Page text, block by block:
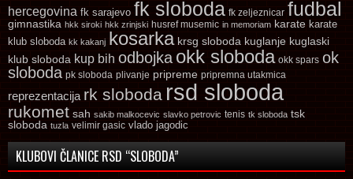
hercegovina fk sarajevo fk sloboda fk zeljeznicar fudbal
gimnastika hkk siroki hkk zrinjski husref musemic in memoriam karate karate
klub sloboda kk kakanj kosarka krsg sloboda kuglanje kuglaski
klub sloboda kup bih odbojka okk sloboda okk spars ok
sloboda pk sloboda plivanje pripreme pripremna utakmica
reprezentacija rk sloboda rsd sloboda
rukomet sah sakib malkocevic slavko petrovic tenis tk sloboda tsk
sloboda tuzla velimir gasic vlado jagodic
KLUBOVI ČLANICE RSD “SLOBODA”